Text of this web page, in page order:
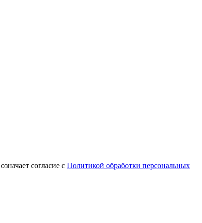
согласие с Политикой обработки персональных